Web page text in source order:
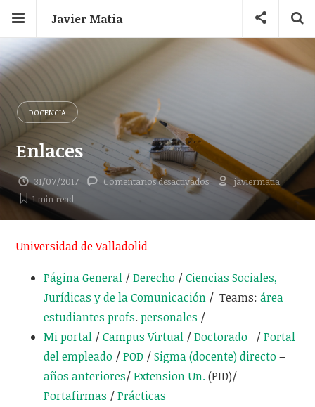
Javier Matia
DOCENCIA
Enlaces
31/07/2017 Comentarios desactivadosen
Enlaces
javiermatia
1 minread
Universidad de Valladolid
Página General /Derecho /Ciencias Sociales,
Jurídicas y de la Comunicación / Teams:área
estudiantes profs.personales /
Mi portal /Campus Virtual /Doctorado /Portal
del empleado /POD /Sigma (docente) directo–
años anteriores/Extension Un.(PID)/
Portafirmas /Prácticas